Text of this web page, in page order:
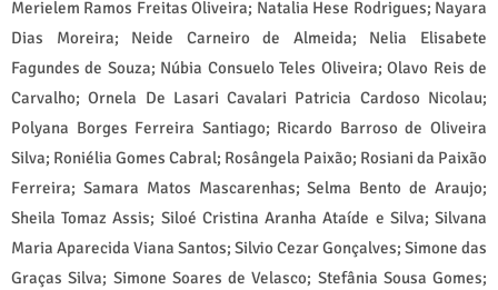
Merielem Ramos Freitas Oliveira; Natalia Hese Rodrigues; Nayara
Dias Moreira; Neide Carneiro de Almeida; Nelia Elisabete
Fagundes de Souza; Núbia Consuelo Teles Oliveira; Olavo Reis de
Carvalho; Ornela De Lasari Cavalari Patricia Cardoso Nicolau;
Polyana Borges Ferreira Santiago; Ricardo Barroso de Oliveira
Silva; Roniélia Gomes Cabral; Rosângela Paixão; Rosiani da Paixão
Ferreira; Samara Matos Mascarenhas; Selma Bento de Araujo;
Sheila Tomaz Assis; Siloé Cristina Aranha Ataíde e Silva; Silvana
Maria Aparecida Viana Santos; Silvio Cezar Gonçalves; Simone das
Graças Silva; Simone Soares de Velasco; Stefânia Sousa Gomes;